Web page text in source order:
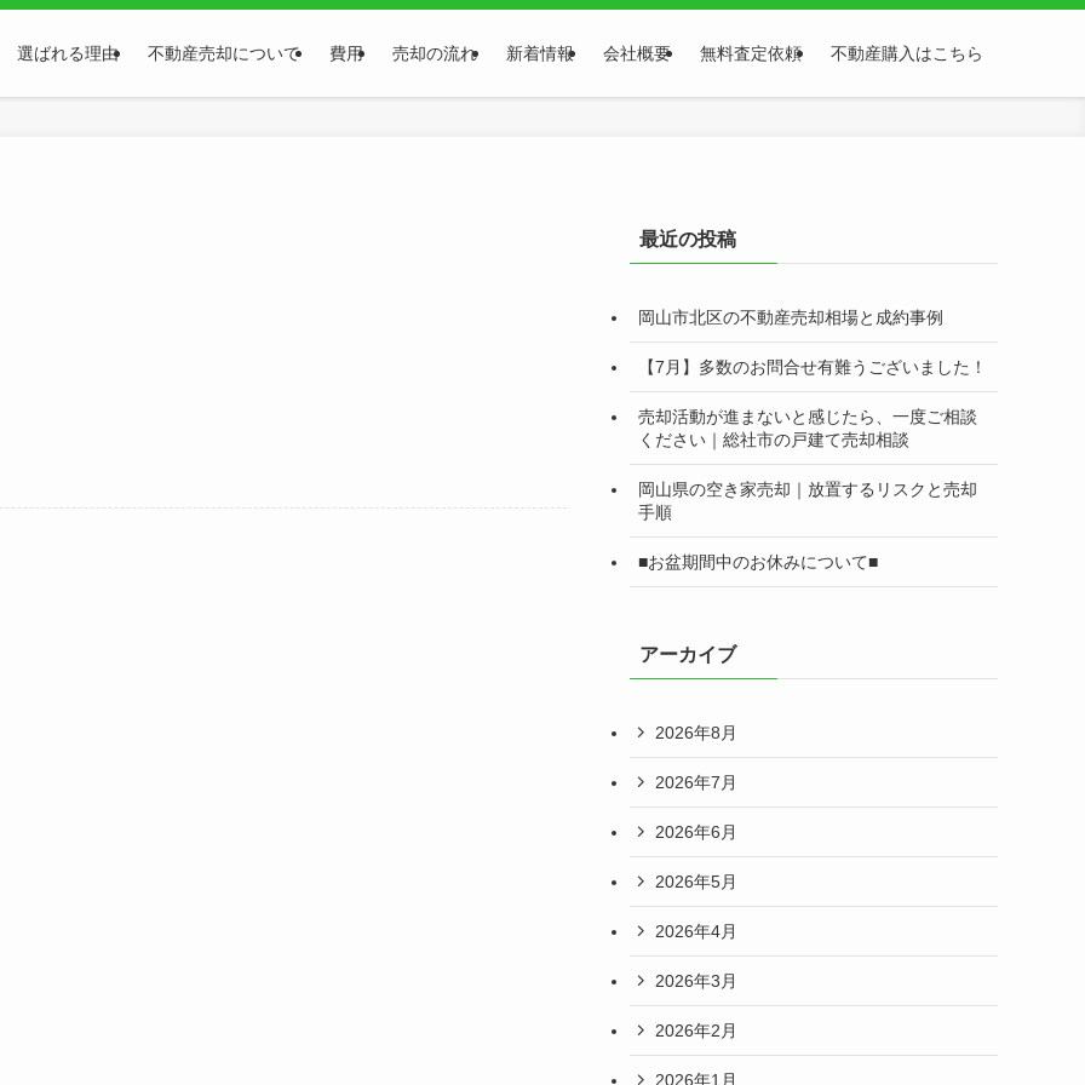
選ばれる理由 不動産売却について 費用 売却の流れ 新着情報 会社概要 無料査定依頼 不動産購入はこちら
最近の投稿
岡山市北区の不動産売却相場と成約事例
【7月】多数のお問合せ有難うございました！
売却活動が進まないと感じたら、一度ご相談
ください｜総社市の戸建て売却相談
岡山県の空き家売却｜放置するリスクと売却
手順
■お盆期間中のお休みについて■
アーカイブ
2026年8月
2026年7月
2026年6月
2026年5月
2026年4月
2026年3月
2026年2月
2026年1月